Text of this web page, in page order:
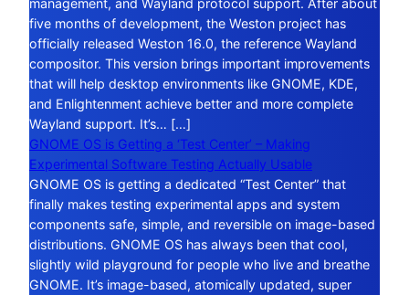
five months of development, the Weston project has
officially released Weston 16.0, the reference Wayland
compositor. This version brings important improvements
that will help desktop environments like GNOME, KDE,
and Enlightenment achieve better and more complete
Wayland support. It’s… […]
GNOME OS is Getting a ‘Test Center’ – Making
Experimental Software Testing Actually Usable
GNOME OS is getting a dedicated “Test Center” that
finally makes testing experimental apps and system
components safe, simple, and reversible on image-based
distributions. GNOME OS has always been that cool,
slightly wild playground for people who live and breathe
GNOME. It’s image-based, atomically updated, super